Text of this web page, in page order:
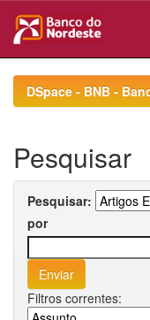
navigationDSpace - BNB -
Pesquisar
Pesquisar:
por
Filtros correntes: